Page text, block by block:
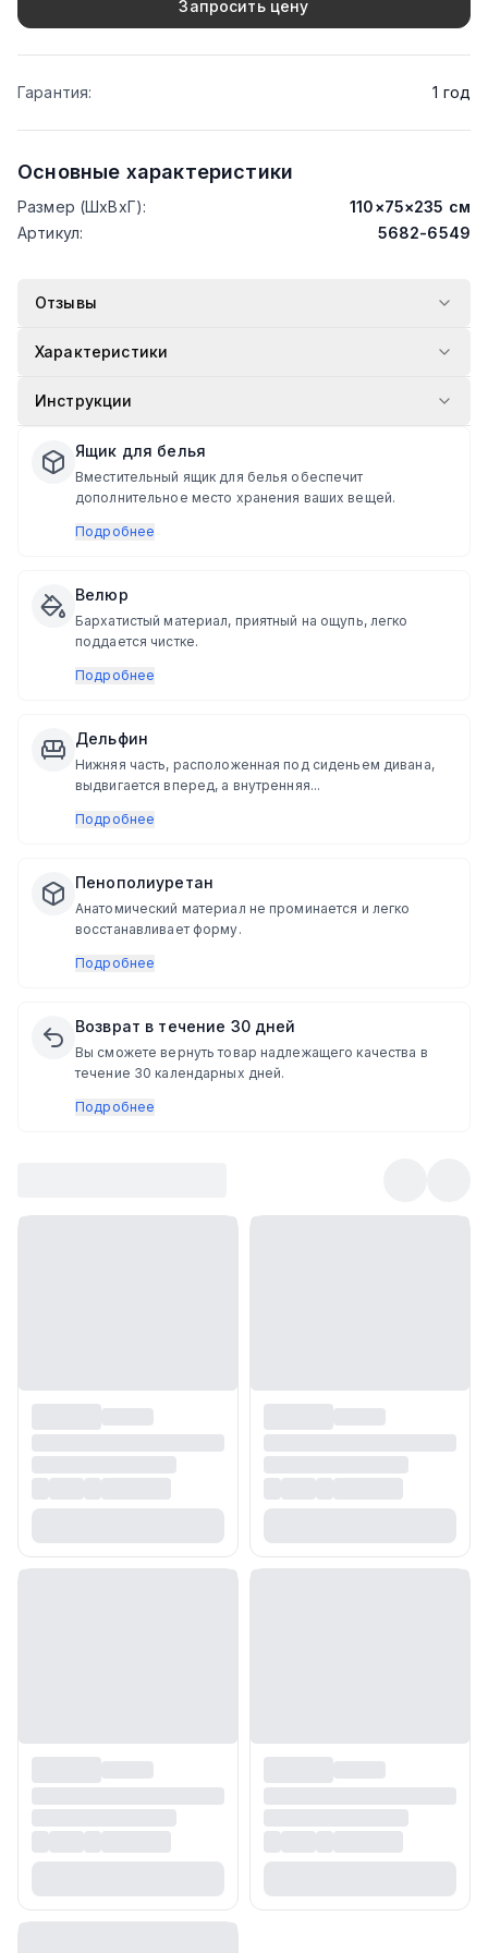
Запросить цену
Гарантия: 1 год
Основные характеристики
Размер (ШхВхГ): 110×75×235 см
Артикул: 5682-6549
Отзывы
Характеристики
Инструкции
Ящик для белья
Вместительный ящик для белья обеспечит
дополнительное место хранения ваших вещей.
Подробнее
Велюр
Бархатистый материал, приятный на ощупь, легко
поддается чистке.
Подробнее
Дельфин
Нижняя часть, расположенная под сиденьем дивана,
выдвигается вперед, а внутренняя...
Подробнее
Пенополиуретан
Анатомический материал не проминается и легко
восстанавливает форму.
Подробнее
Возврат в течение 30 дней
Вы сможете вернуть товар надлежащего качества в
течение 30 календарных дней.
Подробнее